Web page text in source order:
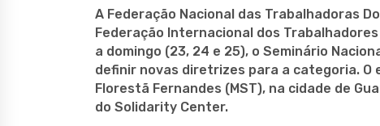
A Federação Nacional das Trabalhadoras
Federação Internacional dos
a domingo (23, 24 e 25), o Seminário
definir novas diretrizes para a categoria. O
Florestã Fernandes (MST), na cidade de
do Solidarity Center.